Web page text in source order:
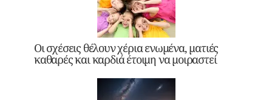
Οι σχέσεις θέλουν χέρια ενωμένα, ματιές
καθαρές και καρδιά έτοιμη να μοιραστεί